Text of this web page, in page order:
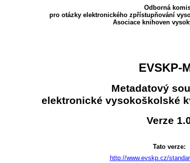
Odborná
pro otázky elektronického zpřístupňování
Asociace knihoven
EVSKP-
Metadatový
elektronické vysokoškolské
Verze
Tato verze:
http://www.evskp.cz/